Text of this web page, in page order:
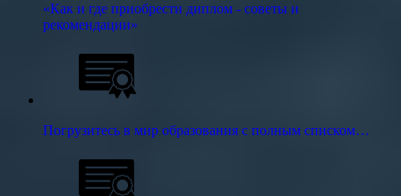
«Как и где приобрести диплом - советы и
рекомендации»
Погрузитесь в мир образования с полным списком…